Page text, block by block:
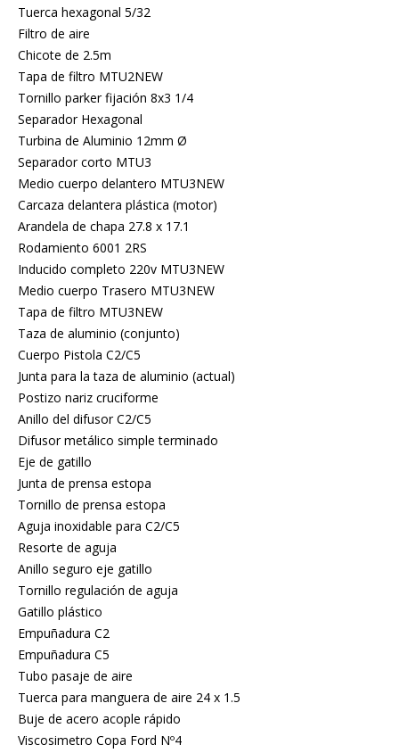
Tuerca hexagonal 5/32
Filtro de aire
Chicote de 2.5m
Tapa de filtro MTU2NEW
Tornillo parker fijación 8x3 1/4
Separador Hexagonal
Turbina de Aluminio 12mm Ø
Separador corto MTU3
Medio cuerpo delantero MTU3NEW
Carcaza delantera plástica (motor)
Arandela de chapa 27.8 x 17.1
Rodamiento 6001 2RS
Inducido completo 220v MTU3NEW
Medio cuerpo Trasero MTU3NEW
Tapa de filtro MTU3NEW
Taza de aluminio (conjunto)
Cuerpo Pistola C2/C5
Junta para la taza de aluminio (actual)
Postizo nariz cruciforme
Anillo del difusor C2/C5
Difusor metálico simple terminado
Eje de gatillo
Junta de prensa estopa
Tornillo de prensa estopa
Aguja inoxidable para C2/C5
Resorte de aguja
Anillo seguro eje gatillo
Tornillo regulación de aguja
Gatillo plástico
Empuñadura C2
Empuñadura C5
Tubo pasaje de aire
Tuerca para manguera de aire 24 x 1.5
Buje de acero acople rápido
Viscosimetro Copa Ford Nº4